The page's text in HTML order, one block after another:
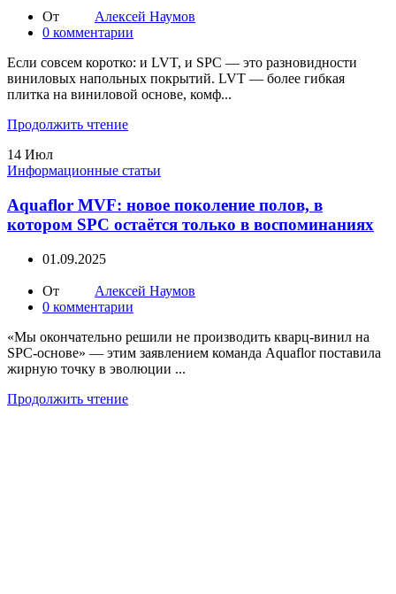
От
Алексей Наумов
0 комментарии
Если совсем коротко: и LVT, и SPC — это разновидности
виниловых напольных покрытий. LVT — более гибкая
плитка на виниловой основе, комф...
Продолжить чтение
14 Июл
Информационные статьи
Aquaflor MVF: новое поколение полов, в
котором SPC остаётся только в воспоминаниях
01.09.2025
От
Алексей Наумов
0 комментарии
«Мы окончательно решили не производить кварц-винил на
SPC-основе» — этим заявлением команда Aquaflor поставила
жирную точку в эволюции ...
Продолжить чтение